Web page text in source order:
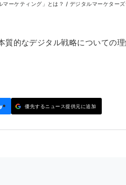
マーケティング」とは？​ / デジタルマーケタ
的なデジタル戦略についての
優先するニュース提供元に追加